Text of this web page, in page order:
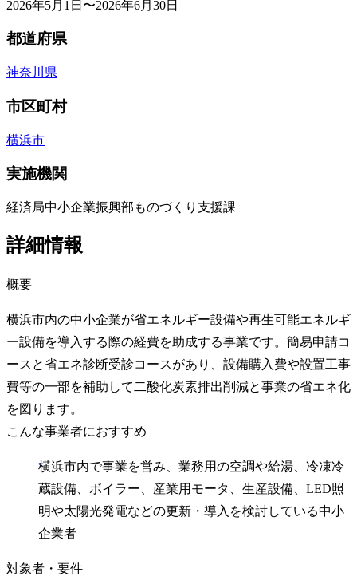
2026年5月1日〜2026年6月30日
都道府県
神奈川県
市区町村
横浜市
実施機関
経済局中小企業振興部ものづくり支援課
詳細情報
概要
横浜市内の中小企業が省エネルギー設備や再生可能エネルギ
ー設備を導入する際の経費を助成する事業です。簡易申請コ
ースと省エネ診断受診コースがあり、設備購入費や設置工事
費等の一部を補助して二酸化炭素排出削減と事業の省エネ化
を図ります。
こんな事業者におすすめ
横浜市内で事業を営み、業務用の空調や給湯、冷凍冷
蔵設備、ボイラー、産業用モータ、生産設備、LED照
明や太陽光発電などの更新・導入を検討している中小
企業者
対象者・要件